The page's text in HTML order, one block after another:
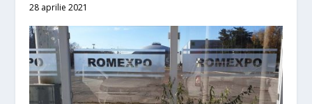
28 aprilie 2021